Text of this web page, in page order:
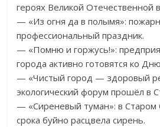
героях Великой Отечественной
— «Из огня да в полымя»:
профессиональный праздник.
— «Помню и горжусь!»:
города активно готовятся ко
— «Чистый город — здоровый
экологический форум прошёл в
— «Сиреневый туман»: в
срока буйно расцвела сирень.